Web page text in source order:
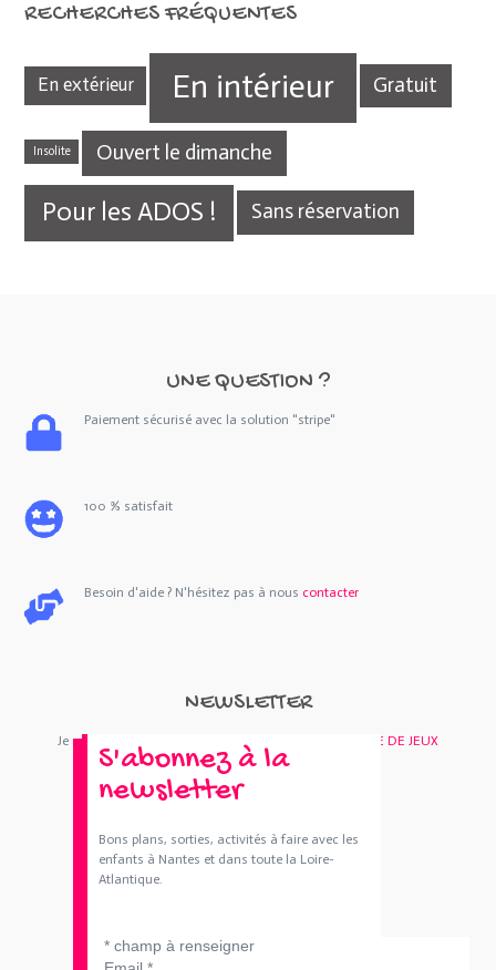
RECHERCHES FRÉQUENTES
En extérieur En intérieur Gratuit
Insolite Ouvert le dimanche
Pour les ADOS ! Sans réservation
UNE QUESTION ?
Paiement sécurisé avec la solution "stripe"
100 % satisfait
Besoin d'aide ? N'hésitez pas à nous contacter
NEWSLETTER
Je m'abonne : Newsletter SORTIES 44 BOUTIQUE DE JEUX
S'abonnez à la
newsletter
Bons plans, sorties, activités à faire avec les
enfants à Nantes et dans toute la Loire-
Atlantique.
* champ à renseigner